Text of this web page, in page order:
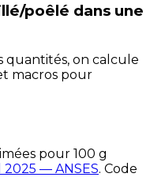
poêlé dans une
quantités, on calcule
macros pour
pour 100 g
2025 — ANSES. Code